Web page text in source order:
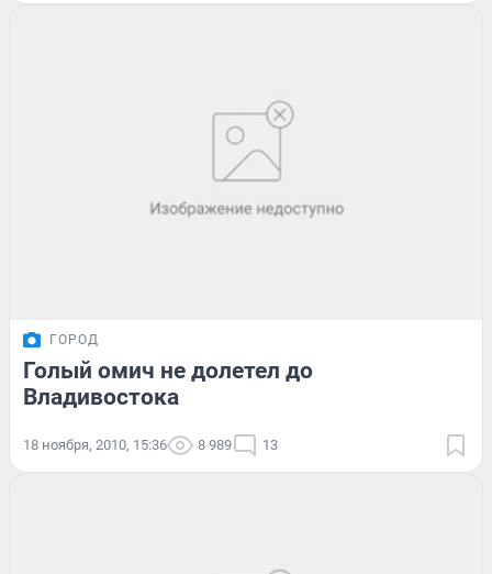
ГОРОД
Голый омич не долетел до
Владивостока
18 ноября, 2010, 15:36 8 989 13